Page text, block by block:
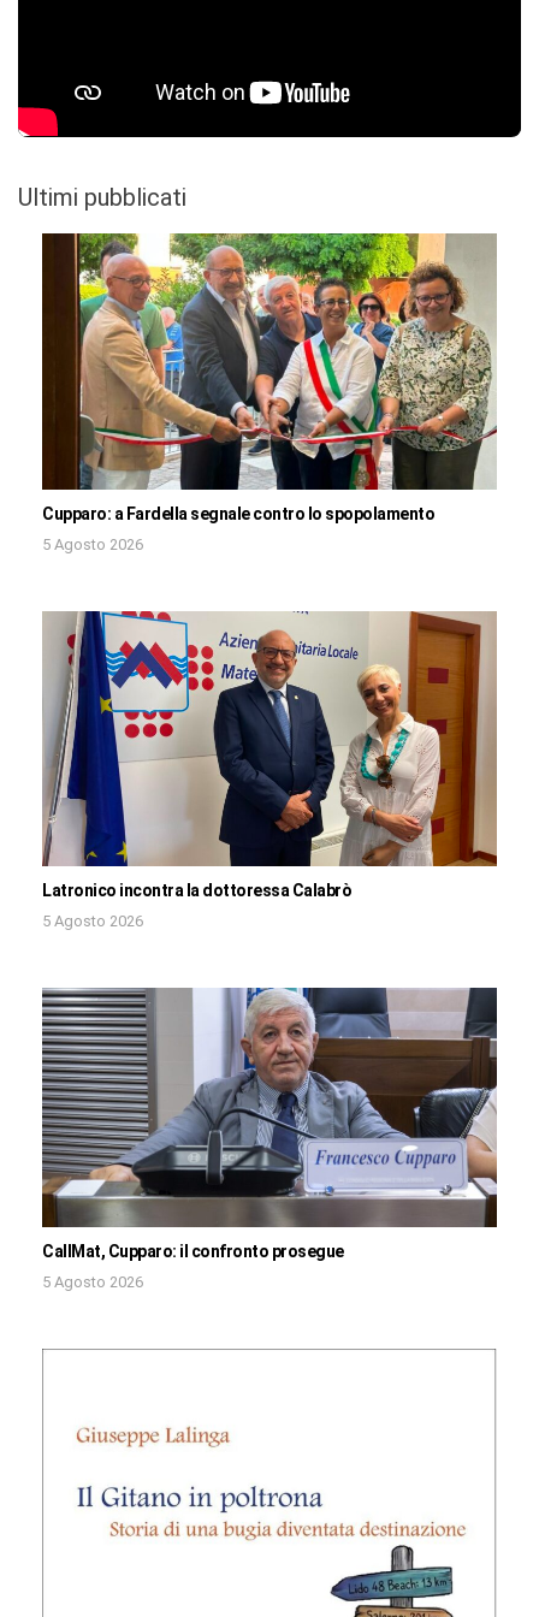
Ultimi pubblicati
Cupparo: a Fardella segnale contro lo spopolamento
5 Agosto 2026
Latronico incontra la dottoressa Calabrò
5 Agosto 2026
CallMat, Cupparo: il confronto prosegue
5 Agosto 2026